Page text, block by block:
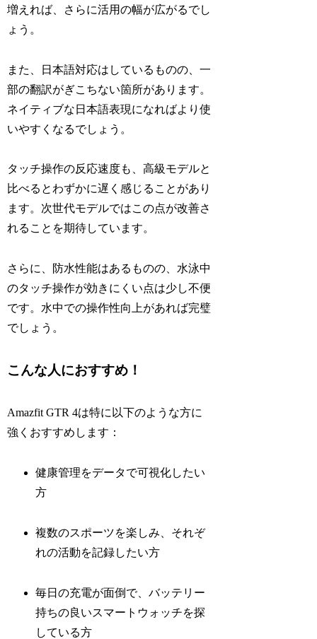
増えれば、さらに活用の幅が広がるでし
ょう。
また、日本語対応はしているものの、一
部の翻訳がぎこちない箇所があります。
ネイティブな日本語表現になればより使
いやすくなるでしょう。
タッチ操作の反応速度も、高級モデルと
比べるとわずかに遅く感じることがあり
ます。次世代モデルではこの点が改善さ
れることを期待しています。
さらに、防水性能はあるものの、水泳中
のタッチ操作が効きにくい点は少し不便
です。水中での操作性向上があれば完璧
でしょう。
こんな人におすすめ！
Amazfit GTR 4は特に以下のような方に
強くおすすめします：
健康管理をデータで可視化したい
方
複数のスポーツを楽しみ、それぞ
れの活動を記録したい方
毎日の充電が面倒で、バッテリー
持ちの良いスマートウォッチを探
している方